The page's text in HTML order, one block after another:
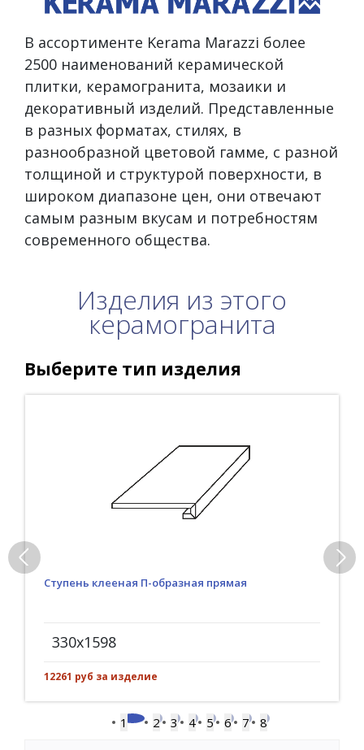
В ассортименте Kerama Marazzi более
2500 наименований керамической
плитки, керамогранита, мозаики и
декоративный изделий. Представленные
в разных форматах, стилях, в
разнообразной цветовой гамме, с разной
толщиной и структурой поверхности, в
широком диапазоне цен, они отвечают
самым разным вкусам и потребностям
современного общества.
Изделия из этого
керамогранита
Выберите тип изделия
Ступень клееная П-образная прямая
330x1598
12261 руб за изделие
1 2 3 4 5 6 7 8